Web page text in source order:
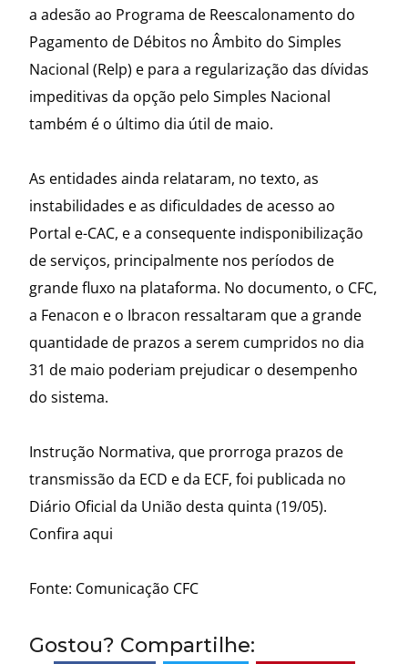
a adesão ao Programa de Reescalonamento do
Pagamento de Débitos no Âmbito do Simples
Nacional (Relp) e para a regularização das dívidas
impeditivas da opção pelo Simples Nacional
também é o último dia útil de maio.
As entidades ainda relataram, no texto, as
instabilidades e as dificuldades de acesso ao
Portal e-CAC, e a consequente indisponibilização
de serviços, principalmente nos períodos de
grande fluxo na plataforma. No documento, o CFC,
a Fenacon e o Ibracon ressaltaram que a grande
quantidade de prazos a serem cumpridos no dia
31 de maio poderiam prejudicar o desempenho
do sistema.
Instrução Normativa, que prorroga prazos de
transmissão da ECD e da ECF, foi publicada no
Diário Oficial da União desta quinta (19/05).
Confira aqui
Fonte: Comunicação CFC
Gostou? Compartilhe: